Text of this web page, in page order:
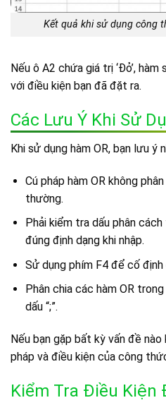
Kết quả khi sử dụng công
Nếu ô A2 chứa giá trị ‘Đỏ’,
với điều kiện bạn đã đặt ra.
Các Lưu Ý Khi Sử
Khi sử dụng hàm OR, bạn lưu ý
Cú pháp hàm OR không
thường.
Phải kiểm tra dấu phân
đúng định dạng khi nhập.
Sử dụng phím F4 để cố
Phân chia các hàm OR
dấu “;”.
Nếu bạn gặp bất kỳ vấn đề
pháp và điều kiện của công
Kiểm Tra Điều Kiện